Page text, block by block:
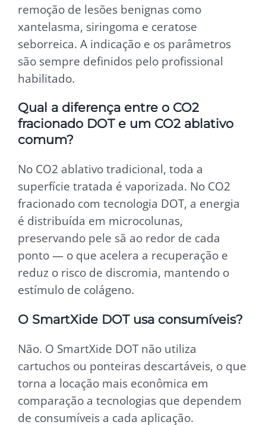
remoção de lesões benignas como
xantelasma, siringoma e ceratose
seborreica. A indicação e os parâmetros
são sempre definidos pelo profissional
habilitado.
Qual a diferença entre o CO2
fracionado DOT e um CO2 ablativo
comum?
No CO2 ablativo tradicional, toda a
superfície tratada é vaporizada. No CO2
fracionado com tecnologia DOT, a energia
é distribuída em microcolunas,
preservando pele sã ao redor de cada
ponto — o que acelera a recuperação e
reduz o risco de discromia, mantendo o
estímulo de colágeno.
O SmartXide DOT usa consumíveis?
Não. O SmartXide DOT não utiliza
cartuchos ou ponteiras descartáveis, o que
torna a locação mais econômica em
comparação a tecnologias que dependem
de consumíveis a cada aplicação.